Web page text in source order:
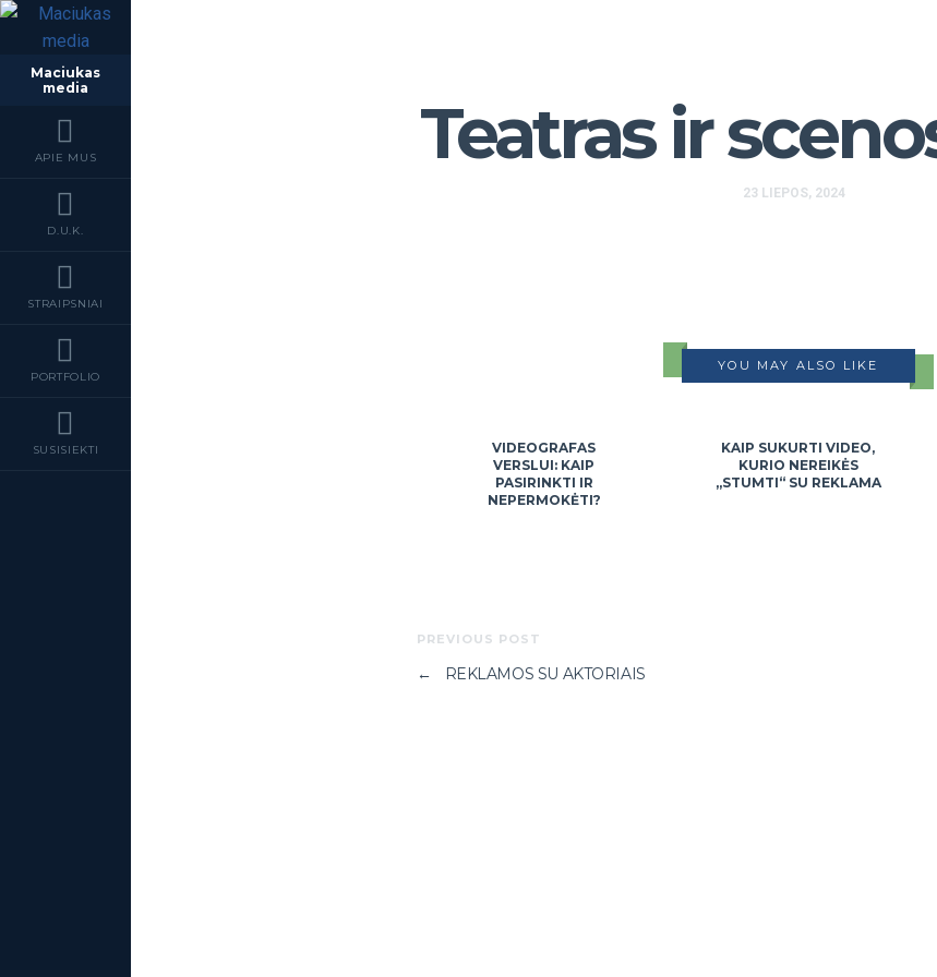
Maciukas
media
APIE MUS
D.U.K.
STRAIPSNIAI
PORTFOLIO
SUSISIEKTI
Teatras ir
23 LIEPOS, 2024
YOU MAY ALSO LIKE
VIDEOGRAFAS
VERSLUI: KAIP
PASIRINKTI IR
NEPERMOKĖTI?
KAIP SUKURTI VIDEO,
KURIO NEREIKĖS
„STUMTI“ SU REKLAMA
PREVIOUS POST
← REKLAMOS SU AKTORIAIS